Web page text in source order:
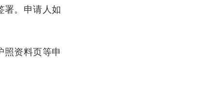
署。申请人如
照资料页等申